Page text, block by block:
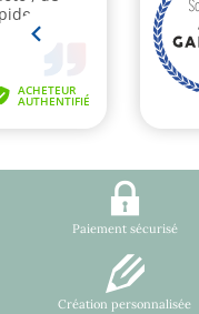
Paiement sécurisé
Création personnalisée